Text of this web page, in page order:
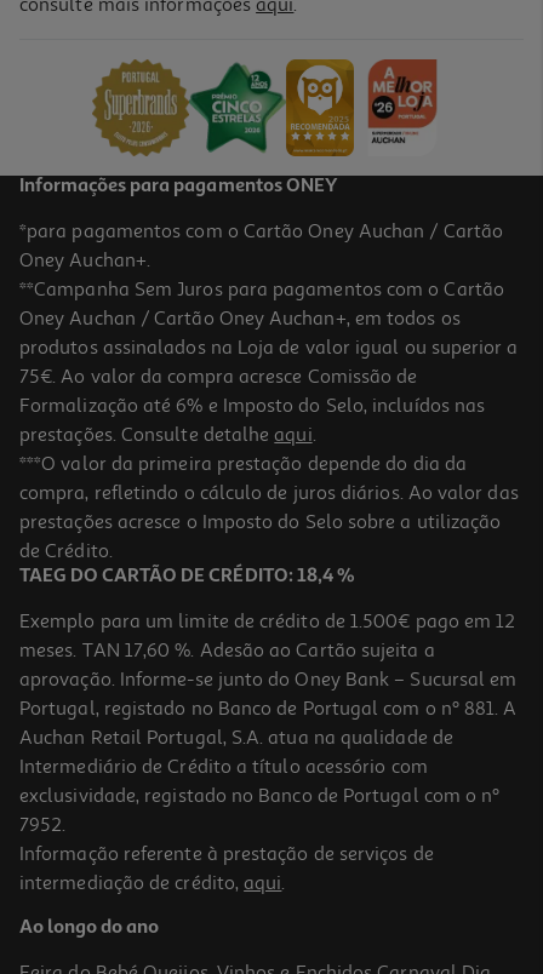
consulte mais informações aqui.
Informações para pagamentos ONEY
*para pagamentos com o Cartão Oney Auchan / Cartão
Oney Auchan+.
**Campanha Sem Juros para pagamentos com o Cartão
Oney Auchan / Cartão Oney Auchan+, em todos os
produtos assinalados na Loja de valor igual ou superior a
75€. Ao valor da compra acresce Comissão de
Formalização até 6% e Imposto do Selo, incluídos nas
prestações. Consulte detalhe aqui.
***O valor da primeira prestação depende do dia da
compra, refletindo o cálculo de juros diários. Ao valor das
prestações acresce o Imposto do Selo sobre a utilização
de Crédito.
TAEG DO CARTÃO DE CRÉDITO: 18,4 %
Exemplo para um limite de crédito de 1.500€ pago em 12
meses. TAN 17,60 %. Adesão ao Cartão sujeita a
aprovação. Informe-se junto do Oney Bank – Sucursal em
Portugal, registado no Banco de Portugal com o nº 881. A
Auchan Retail Portugal, S.A. atua na qualidade de
Intermediário de Crédito a título acessório com
exclusividade, registado no Banco de Portugal com o nº
7952.
Informação referente à prestação de serviços de
intermediação de crédito, aqui.
Ao longo do ano